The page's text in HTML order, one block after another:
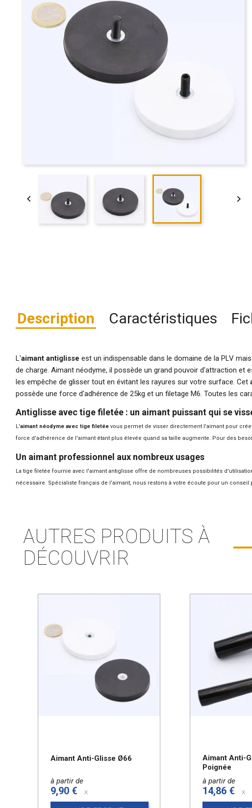
 
Description Caractéristiques
L'aimant antiglisse est un indispensable dans le domaine de la PLV
de charge. Aimant néodyme, il possède un grand pouvoir d'attraction
les empêche de glisser tout en évitant les rayures sur votre surface. Cet
possède une force d'adhérence de 25kg et un filetage M6. Toutes les
Antiglisse avec tige filetée : un aimant puissant qui se
L'aimant néodyme avec tige filetée vous permet de visser directement l'aimant pour
force d'adhérence de l'aimant étant plus élevée quand sa taille augmente. Pour des
Un aimant professionnel aux nombreux usages
La tige filetée fournie avec l'aimant antiglisse offre de nombreuses possibilités
nécessaire. Spécialiste français de l'aimant, nous restons à votre écoute pour un
AUTRES PRODUITS À
DÉCOUVRIR
Aimant Anti-Glisse Ø66
à partir de
9,90 € x
Aimant Anti-
Poignée
à partir de
14,86 € x